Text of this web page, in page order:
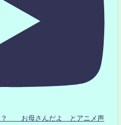
？ お母さんだよ とアニメ声